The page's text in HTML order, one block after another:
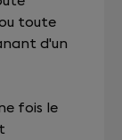
toute
d'un
fois le